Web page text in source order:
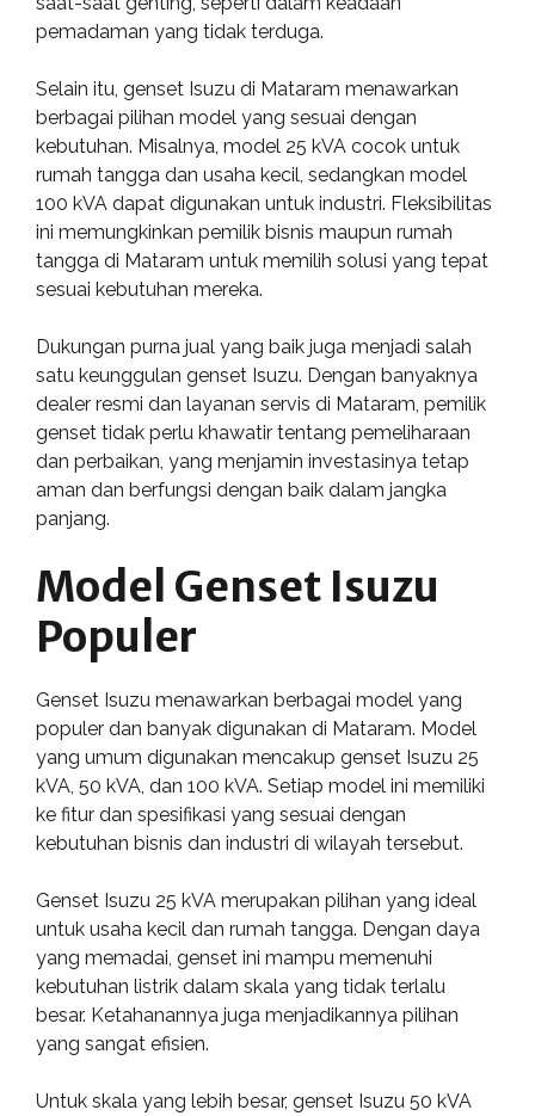
pemadaman yang tidak terduga.
Selain itu, genset Isuzu di Mataram menawarkan
berbagai pilihan model yang sesuai dengan
kebutuhan. Misalnya, model 25 kVA cocok untuk
rumah tangga dan usaha kecil, sedangkan model
100 kVA dapat digunakan untuk industri. Fleksibilitas
ini memungkinkan pemilik bisnis maupun rumah
tangga di Mataram untuk memilih solusi yang tepat
sesuai kebutuhan mereka.
Dukungan purna jual yang baik juga menjadi salah
satu keunggulan genset Isuzu. Dengan banyaknya
dealer resmi dan layanan servis di Mataram, pemilik
genset tidak perlu khawatir tentang pemeliharaan
dan perbaikan, yang menjamin investasinya tetap
aman dan berfungsi dengan baik dalam jangka
panjang.
Model Genset Isuzu
Populer
Genset Isuzu menawarkan berbagai model yang
populer dan banyak digunakan di Mataram. Model
yang umum digunakan mencakup genset Isuzu 25
kVA, 50 kVA, dan 100 kVA. Setiap model ini memiliki
ke fitur dan spesifikasi yang sesuai dengan
kebutuhan bisnis dan industri di wilayah tersebut.
Genset Isuzu 25 kVA merupakan pilihan yang ideal
untuk usaha kecil dan rumah tangga. Dengan daya
yang memadai, genset ini mampu memenuhi
kebutuhan listrik dalam skala yang tidak terlalu
besar. Ketahanannya juga menjadikannya pilihan
yang sangat efisien.
Untuk skala yang lebih besar, genset Isuzu 50 kVA